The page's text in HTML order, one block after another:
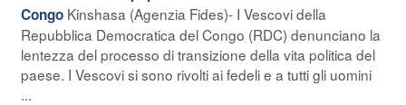
Congo Kinshasa (Agenzia Fides)- I Vescovi della
Repubblica Democratica del Congo (RDC) denunciano la
lentezza del processo di transizione della vita politica del
paese. I Vescovi si sono rivolti ai fedeli e a tutti gli uomini
...